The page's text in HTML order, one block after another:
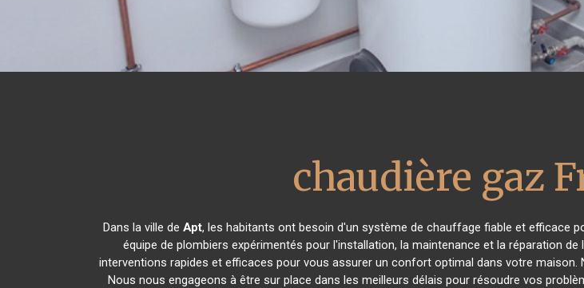
chaudière gaz
Dans la ville de Apt, les habitants ont besoin d'un système de chauffage fiable et efficace
équipe de plombiers expérimentés pour l'installation, la maintenance et la réparation
interventions rapides et efficaces pour vous assurer un confort optimal dans votre
Nous nous engageons à être sur place dans les meilleurs délais pour résoudre vos